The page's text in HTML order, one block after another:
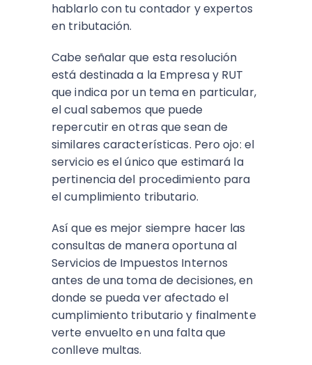
hablarlo con tu contador y expertos
en tributación.
Cabe señalar que esta resolución
está destinada a la Empresa y RUT
que indica por un tema en particular,
el cual sabemos que puede
repercutir en otras que sean de
similares características. Pero ojo: el
servicio es el único que estimará la
pertinencia del procedimiento para
el cumplimiento tributario.
Así que es mejor siempre hacer las
consultas de manera oportuna al
Servicios de Impuestos Internos
antes de una toma de decisiones, en
donde se pueda ver afectado el
cumplimiento tributario y finalmente
verte envuelto en una falta que
conlleve multas.